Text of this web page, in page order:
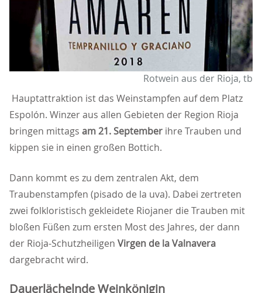
Rotwein aus der Rioja, tb
Hauptattraktion ist das Weinstampfen auf dem Platz
Espolón. Winzer aus allen Gebieten der Region Rioja
bringen mittags am 21. September ihre Trauben und
kippen sie in einen großen Bottich.
Dann kommt es zu dem zentralen Akt, dem
Traubenstampfen (pisado de la uva). Dabei zertreten
zwei folkloristisch gekleidete Riojaner die Trauben mit
bloßen Füßen zum ersten Most des Jahres, der dann
der Rioja-Schutzheiligen Virgen de la Valnavera
dargebracht wird.
Dauerlächelnde Weinkönigin